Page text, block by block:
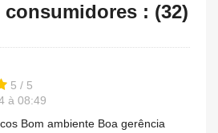
: (32)
5 / 5
à 08:49
Bom ambiente Boa gerência